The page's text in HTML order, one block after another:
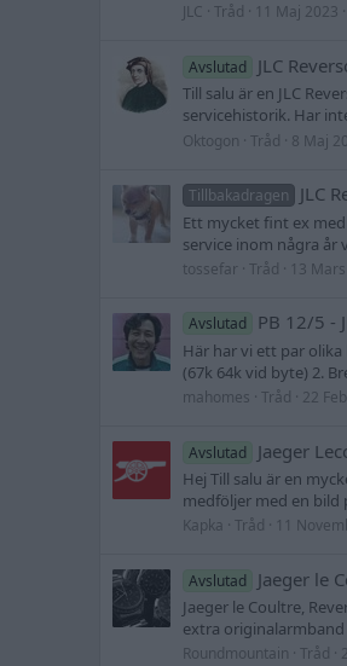
JLC Tråd 11 Maj 2023
Avslutad JLC
Till salu är en JLC
servicehistorik. Har
Oktogon Tråd 8 Maj
Tillbakadragen JLC
Ett mycket fint ex
service inom några år
tossefar Tråd 13
Avslutad PB 12/5 -
Här har vi ett par
(67k 64k vid byte) 2.
mahomes Tråd 22
Avslutad Jaeger
Hej Till salu är en
medföljer med en bild
Kapka Tråd 11
Avslutad Jaeger le
Jaeger le Coultre,
extra
Roundmountain Tråd